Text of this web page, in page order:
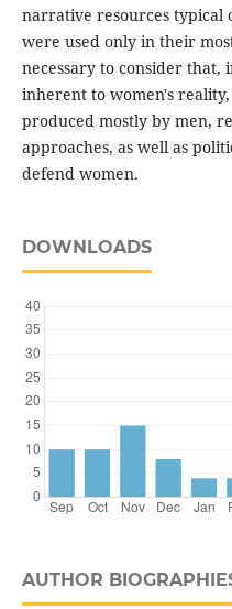
narrative resources typical
were used only in their
necessary to consider that,
inherent to women's
produced mostly by men,
approaches, as well as
defend women.
DOWNLOADS
AUTHOR